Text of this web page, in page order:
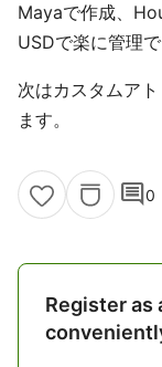
Mayaで作成、
USDで楽に管理で
次はカスタムア
ます。
comment0
Register as